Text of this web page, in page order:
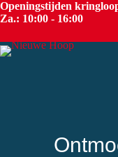
Openingstijden
Za.: 10:00 - 16:00